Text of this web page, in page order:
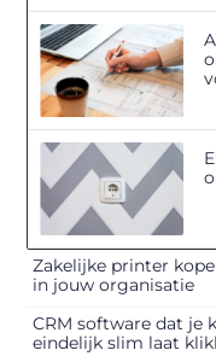
Zakelijke printer
in jouw organisatie
CRM software dat je
eindelijk slim laat